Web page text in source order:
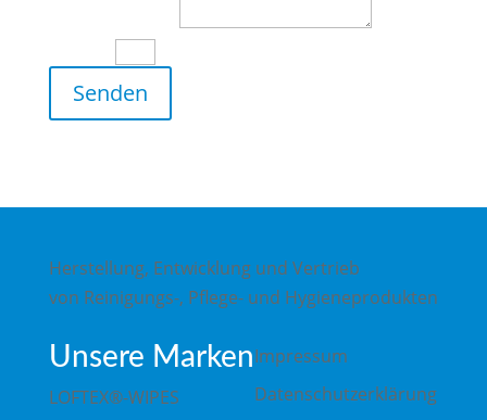
Senden
Herstellung, Entwicklung und Vertrieb
von Reinigungs-, Pflege- und Hygieneprodukten
Unsere Marken
LOFTEX®-WIPES
Impressum
Datenschutzerklärung